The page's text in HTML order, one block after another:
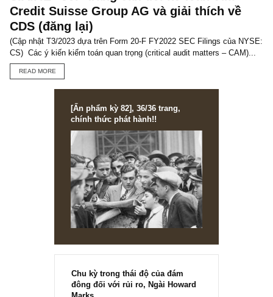
READ MORE
CONTRARIAN VIEW
S.A.F.E “soi” bảng cân đối kế toán của
CDS (đăng lại)
(Cập nhật T3/2023 dựa trên Form 20-F FY2022 SEC Filings của
CS) Các ý kiến kiểm toán quan trọng (critical audit matters –